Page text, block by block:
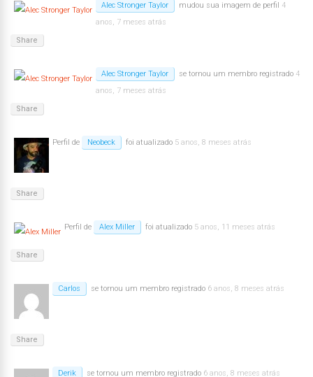
Alec Stronger Taylor mudou sua imagem de perfil 4
anos, 7 meses atrás
Share
Alec Stronger Taylor se tornou um membro registrado 4
anos, 7 meses atrás
Share
Perfil de Neobeck foi atualizado 5 anos, 8 meses atrás
Share
Perfil de Alex Miller foi atualizado 5 anos, 11 meses atrás
Share
Carlos se tornou um membro registrado 6 anos, 8 meses atrás
Share
Derik se tornou um membro registrado 6 anos, 8 meses atrás